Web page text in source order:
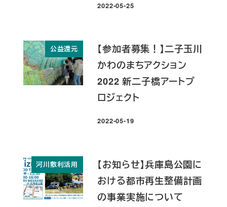
投稿日
2022-05-25
公益還元
【参加者募集！】二子玉川
かわのまちアクション
2022 新二子橋アートプ
ロジェクト
投稿日
2022-05-19
河川敷利活用
【お知らせ】兵庫島公園に
おける都市再生整備計画
の事業実施について